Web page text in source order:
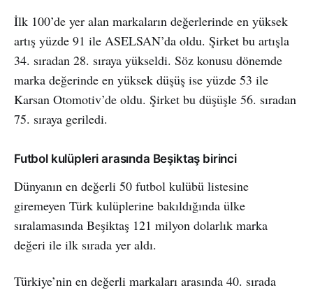
İlk 100’de yer alan markaların değerlerinde en yüksek
artış yüzde 91 ile ASELSAN’da oldu. Şirket bu artışla
34. sıradan 28. sıraya yükseldi. Söz konusu dönemde
marka değerinde en yüksek düşüş ise yüzde 53 ile
Karsan Otomotiv’de oldu. Şirket bu düşüşle 56. sıradan
75. sıraya geriledi.
Futbol kulüpleri arasında Beşiktaş birinci
Dünyanın en değerli 50 futbol kulübü listesine
giremeyen Türk kulüplerine bakıldığında ülke
sıralamasında Beşiktaş 121 milyon dolarlık marka
değeri ile ilk sırada yer aldı.
Türkiye’nin en değerli markaları arasında 40. sırada